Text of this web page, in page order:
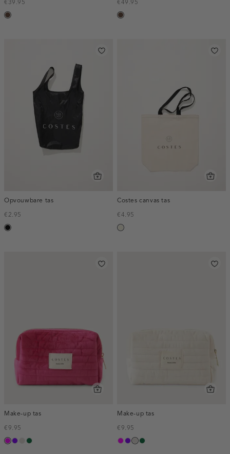
€39.95
donkerbruin
€49.95
donkerbruin
Opvouwbare tas
€2.95
zwart
Costes canvas tas
€4.95
ecru
Make-up tas
€9.95
fuchsia
paars
kitdonkergroen
Make-up tas
€9.95
fuchsia
paars
kitdonkergroen